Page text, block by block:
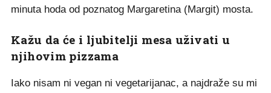
minuta hoda od poznatog Margaretina (Margit) mosta.
Kažu da će i ljubitelji mesa uživati u
njihovim pizzama
Iako nisam ni vegan ni vegetarijanac, a najdraže su mi